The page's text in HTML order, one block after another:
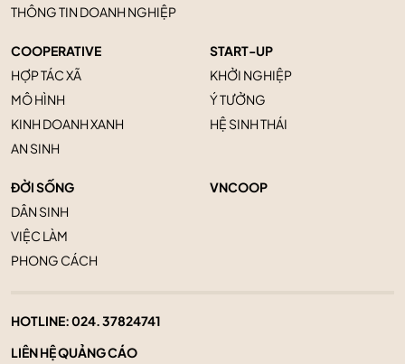
THÔNG TIN DOANH NGHIỆP
COOPERATIVE
HỢP TÁC XÃ
MÔ HÌNH
KINH DOANH XANH
AN SINH
START-UP
KHỞI NGHIỆP
Ý TƯỞNG
HỆ SINH THÁI
ĐỜI SỐNG
DÂN SINH
VIỆC LÀM
PHONG CÁCH
VNCOOP
HOTLINE:024. 37824741
LIÊN HỆ QUẢNG CÁO